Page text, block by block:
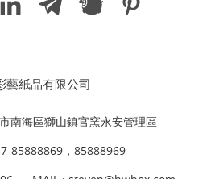
藝紙品有限公司
南海區獅山鎮官窯永安管理區
85888869，85888969